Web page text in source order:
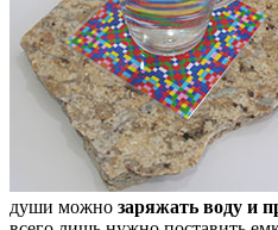
души можно заряжать воду и